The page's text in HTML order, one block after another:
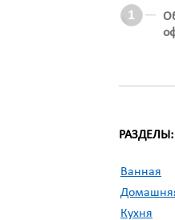
РАЗДЕЛЫ:
Ванная
Кухня